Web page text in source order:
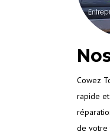
Cowez
rapide
de votre